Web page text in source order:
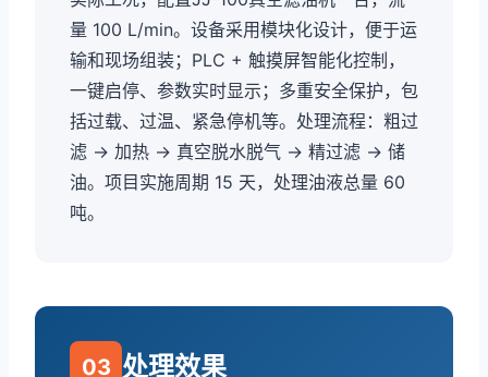
量 100 L/min。设备采用模块化设计，便于运
输和现场组装；PLC + 触摸屏智能化控制，
一键启停、参数实时显示；多重安全保护，包
括过载、过温、紧急停机等。处理流程：粗过
滤 → 加热 → 真空脱水脱气 → 精过滤 → 储
油。项目实施周期 15 天，处理油液总量 60
吨。
03 处理效果